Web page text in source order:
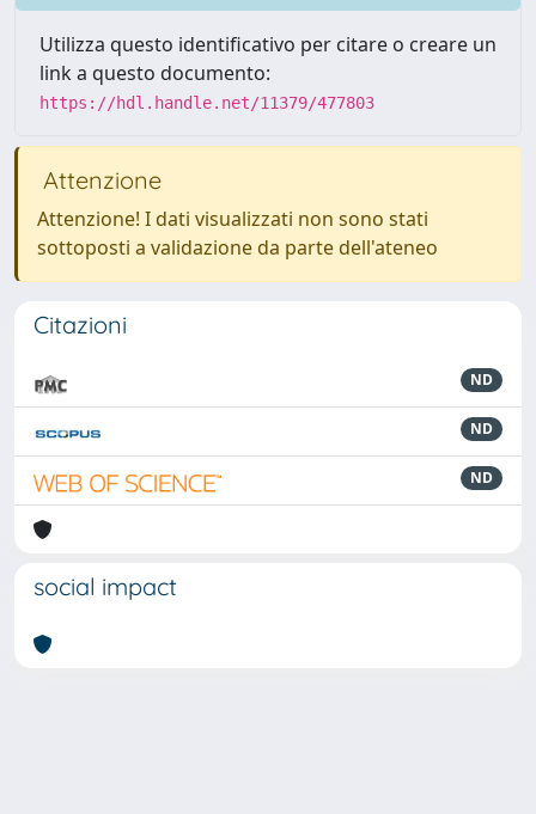
Utilizza questo identificativo per citare o creare un
link a questo documento:
https://hdl.handle.net/11379/477803
Attenzione
Attenzione! I dati visualizzati non sono stati
sottoposti a validazione da parte dell'ateneo
Citazioni
ND
ND
ND
social impact